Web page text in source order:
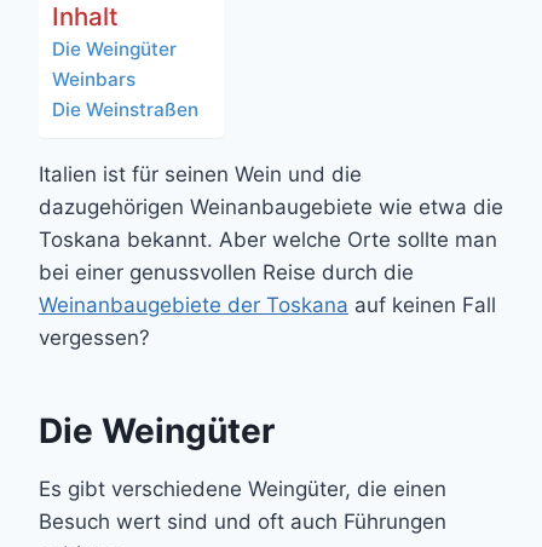
Inhalt
Die Weingüter
Weinbars
Die Weinstraßen
Italien ist für seinen Wein und die
dazugehörigen Weinanbaugebiete wie etwa die
Toskana bekannt. Aber welche Orte sollte man
bei einer genussvollen Reise durch die
Weinanbaugebiete der Toskana auf keinen Fall
vergessen?
Die Weingüter
Es gibt verschiedene Weingüter, die einen
Besuch wert sind und oft auch Führungen